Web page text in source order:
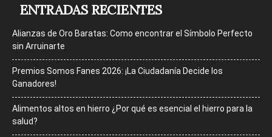
ENTRADAS RECIENTES
Alianzas de Oro Baratas: Como encontrar el Símbolo Perfecto
sin Arruinarte
Premios Somos Fanes 2026: ¡La Ciudadanía Decide los
Ganadores!
Alimentos altos en hierro ¿Por qué es esencial el hierro para la
salud?